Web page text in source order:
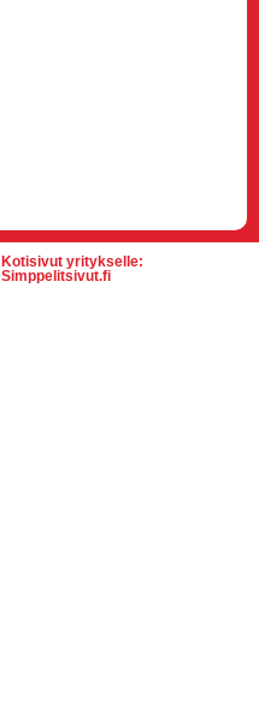
Kotisivut yritykselle:
Simppelitsivut.fi